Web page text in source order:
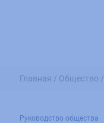
Главная / Общество /
Руководство общества